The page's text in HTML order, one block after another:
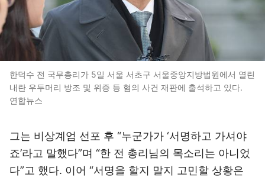
한덕수 전 국무총리가 5일 서울 서초구 서울중앙지방법원에서 열린
내란 우두머리 방조 및 위증 등 혐의 사건 재판에 출석하고 있다.
연합뉴스
그는 비상계엄 선포 후 “누군가가 ‘서명하고 가셔야
죠’라고 말했다”며 “한 전 총리님의 목소리는 아니었
다”고 했다. 이어 “서명을 할지 말지 고민할 상황은